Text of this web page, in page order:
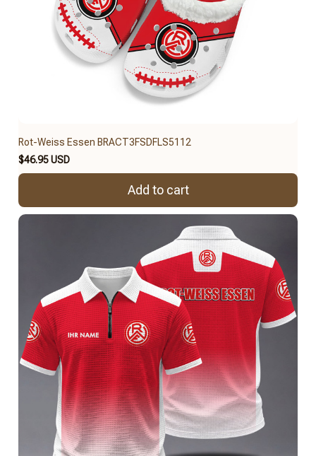
Rot-Weiss Essen BRACT3FSDFLS5112
$46.95 USD
Add to cart